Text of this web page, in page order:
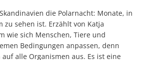
die Polarnacht: Monate, in
zu sehen ist. Erzählt von Katja
wie sich Menschen, Tiere und
Bedingungen anpassen, denn
alle Organismen aus. Es ist eine